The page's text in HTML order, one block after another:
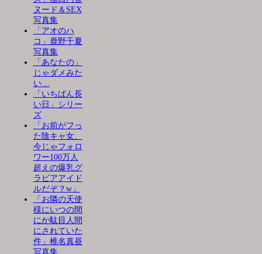
ヌード＆SEX
写真集
「アオのハ
コ」鹿野千夏
写真集
「あなたの」
じゃダメみた
い…
「いちばん長
い日」シリー
ズ
「お前がフっ
た陰キャ女、
今じゃフォロ
ワー100万人
超えの爆乳グ
ラビアアイド
ルだぞ？w」
「お隣の天使
様にいつの間
にか駄目人間
にされていた
件」椎名真昼
写真集